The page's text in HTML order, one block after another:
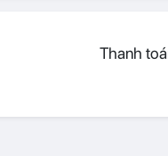
Thanh